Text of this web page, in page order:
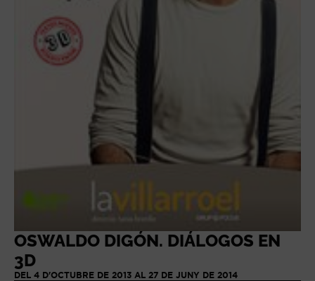
OSWALDO DIGÓN. DIÁLOGOS EN
3D
DEL 4 D'OCTUBRE DE 2013 AL 27 DE JUNY DE 2014